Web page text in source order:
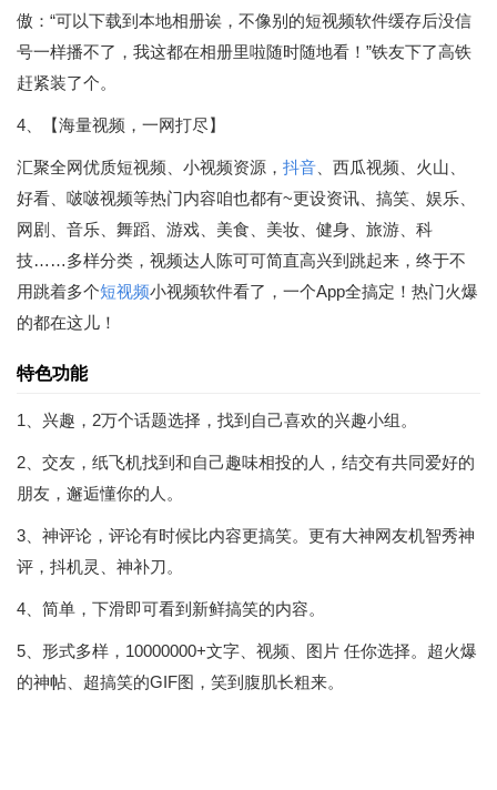
傲：“可以下载到本地相册诶，不像别的短视频软件缓存后没信
号一样播不了，我这都在相册里啦随时随地看！”铁友下了高铁
赶紧装了个。
4、【海量视频，一网打尽】
汇聚全网优质短视频、小视频资源， 抖音 、西瓜视频、火山、
好看、啵啵视频等热门内容咱也都有~更设资讯、搞笑、娱乐、
网剧、音乐、舞蹈、游戏、美食、美妆、健身、旅游、科
技……多样分类，视频达人陈可可简直高兴到跳起来，终于不
用跳着多个短视频小视频软件看了，一个App全搞定！热门火爆
的都在这儿！
特色功能
1、兴趣，2万个话题选择，找到自己喜欢的兴趣小组。
2、交友，纸飞机找到和自己趣味相投的人，结交有共同爱好的
朋友，邂逅懂你的人。
3、神评论，评论有时候比内容更搞笑。更有大神网友机智秀神
评，抖机灵、神补刀。
4、简单，下滑即可看到新鲜搞笑的内容。
5、形式多样，10000000+文字、视频、图片 任你选择。超火爆
的神帖、超搞笑的GIF图，笑到腹肌长粗来。